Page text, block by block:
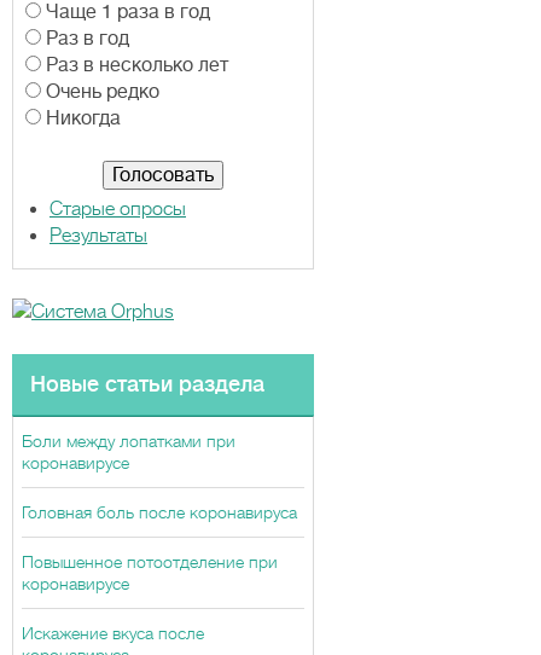
В
а
р
и
а
Чаще 1 раза в год
Раз в год
Раз в несколько лет
Очень редко
Никогда
Старые опросы
Результаты
Новые статьи раздела
Боли между лопатками при
коронавирусе
Головная боль после коронавируса
Повышенное потоотделение при
коронавирусе
Искажение вкуса после